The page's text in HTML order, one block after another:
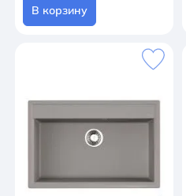
В корзину